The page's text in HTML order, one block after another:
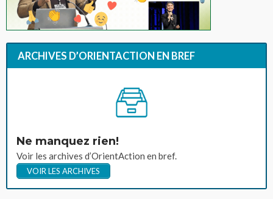
ARCHIVES D’ORIENTACTION EN BREF
Ne manquez rien!
Voir les archives d’OrientAction en bref.
VOIR LES ARCHIVES